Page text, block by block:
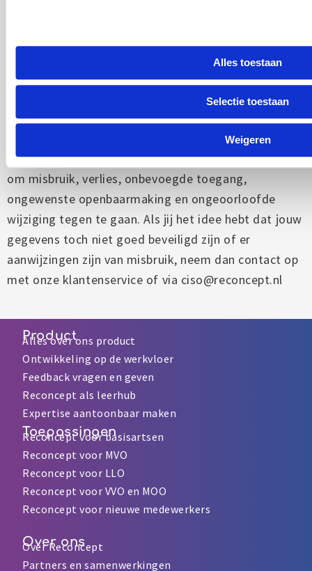
Alles toestaan
Selectie toestaan
Weigeren
https://autoriteitpersoonsgegevens.nl/nl/contact-
met-de-autoriteit-persoonsgegevens/tip-ons
Hoe wij persoonsgegevens beveiligen
Reconcept B.V. neemt de bescherming van jouw
gegevens serieus en neemt passende maatregelen
om misbruik, verlies, onbevoegde toegang,
ongewenste openbaarmaking en ongeoorloofde
wijziging tegen te gaan. Als jij het idee hebt dat jouw
gegevens toch niet goed beveiligd zijn of er
aanwijzingen zijn van misbruik, neem dan contact op
met onze klantenservice of via ciso@reconcept.nl
Product
Alles over ons product
Ontwikkeling op de werkvloer
Feedback vragen en geven
Reconcept als leerhub
Expertise aantoonbaar maken
Toepassingen
Reconcept voor basisartsen
Reconcept voor MVO
Reconcept voor LLO
Reconcept voor VVO en MOO
Reconcept voor nieuwe medewerkers
Over ons
Over Reconcept
Partners en samenwerkingen